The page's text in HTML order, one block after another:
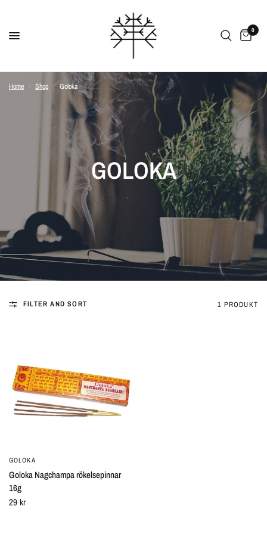
0
Home Shop / Goloka
GOLOKA
FILTER AND SORT 1 PRODUKT
GOLOKA
Goloka Nagchampa rökelsepinnar
16g
29 kr